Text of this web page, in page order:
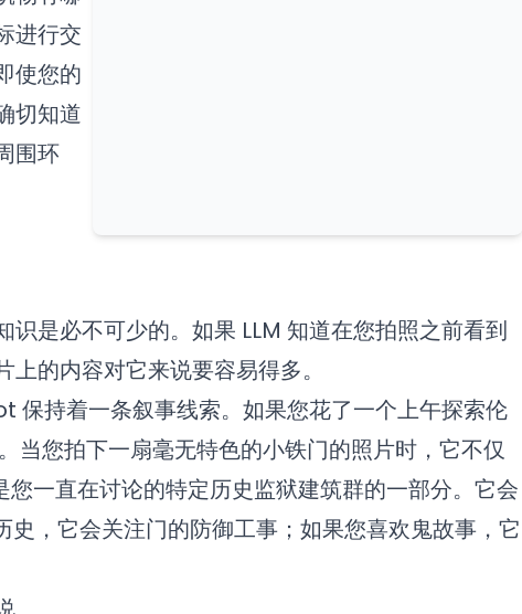
进行交
使您的
切知道
围环
是必不可少的。如果 LLM 知道在您拍照之前看到
的内容对它来说要容易得多。
保持着一条叙事线索。如果您花了一个上午探索伦
当您拍下一扇毫无特色的小铁门的照片时，它不仅
您一直在讨论的特定历史监狱建筑群的一部分。它会
，它会关注门的防御工事；如果您喜欢鬼故事，它